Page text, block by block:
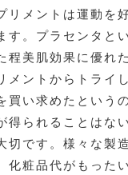
リメントは運動を
す。プラセンタと
程美肌効果に優れ
メントからトライ
買い求めたという
得られることはな
切です。様々な製
化粧品代がもった